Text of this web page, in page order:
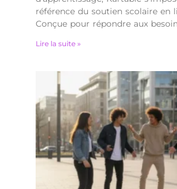
référence du soutien scolaire en
Conçue pour répondre aux
Lire la suite »